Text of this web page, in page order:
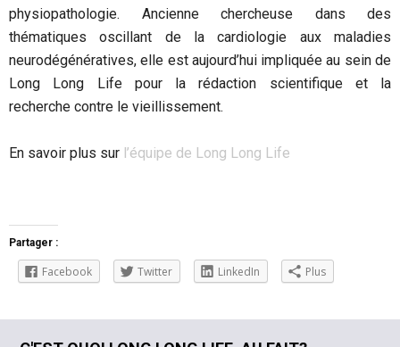
physiopathologie. Ancienne chercheuse dans des
thématiques oscillant de la cardiologie aux maladies
neurodégénératives, elle est aujourd’hui impliquée au sein de
Long Long Life pour la rédaction scientifique et la
recherche contre le vieillissement.
En savoir plus sur l’équipe de Long Long Life
Partager :
Facebook Twitter LinkedIn Plus